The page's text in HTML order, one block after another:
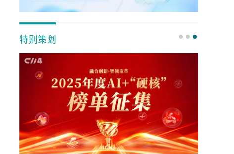
特别策划